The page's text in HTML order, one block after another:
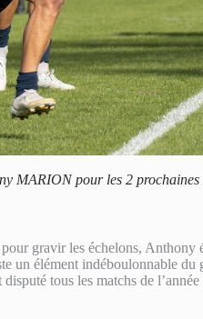
MARION pour les 2
gravir les échelons, Anthony
un élément indéboulonnable du
tous les matchs de